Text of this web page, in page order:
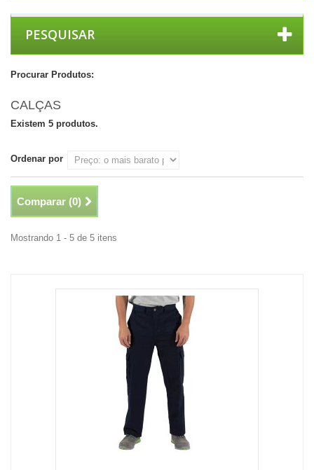
PESQUISAR
Procurar Produtos:
CALÇAS
Existem 5 produtos.
Ordenar por
Comparar (0)
Mostrando 1 - 5 de 5 itens